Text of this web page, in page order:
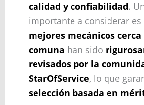
calidad y confiabilidad.
importante a considerar es
mejores mecánicos cerca
comuna han sido
revisados por la
StarOfService, lo que
selección basada en